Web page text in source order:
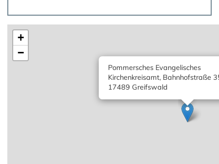
Pommersches Evangelisches
Kirchenkreisamt, Bahnhofstraße
17489 Greifswald
+
−